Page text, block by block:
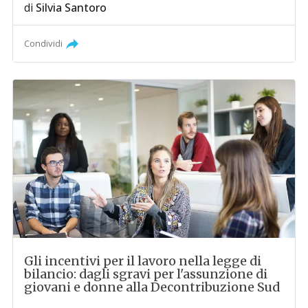
di Silvia Santoro
Condividi
Gli incentivi per il lavoro nella legge di
bilancio: dagli sgravi per l'assunzione di
giovani e donne alla Decontribuzione Sud